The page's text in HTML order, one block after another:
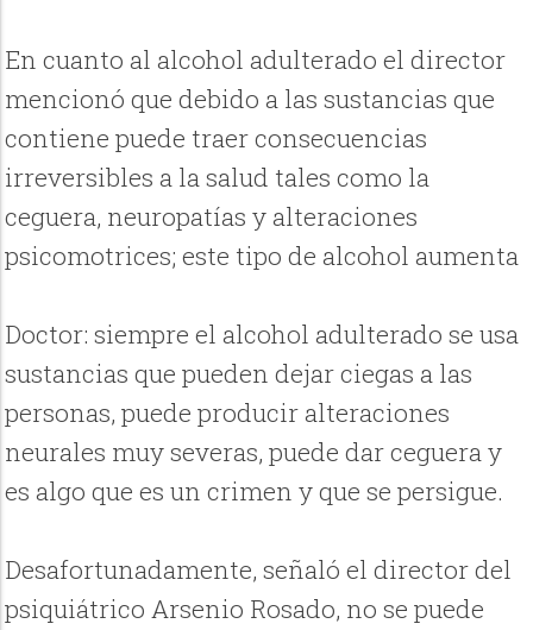
En cuanto al alcohol adulterado el director
mencionó que debido a las sustancias que
contiene puede traer consecuencias
irreversibles a la salud tales como la
ceguera, neuropatías y alteraciones
psicomotrices; este tipo de alcohol aumenta
Doctor: siempre el alcohol adulterado se usa
sustancias que pueden dejar ciegas a las
personas, puede producir alteraciones
neurales muy severas, puede dar ceguera y
es algo que es un crimen y que se persigue.
Desafortunadamente, señaló el director del
psiquiátrico Arsenio Rosado, no se puede